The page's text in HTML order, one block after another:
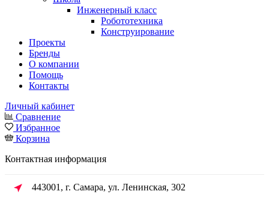
Инженерный класс
Робототехника
Конструирование
Проекты
Бренды
О компании
Помощь
Контакты
Личный кабинет
Сравнение
Избранное
Корзина
Контактная информация
443001, г. Самара, ул. Ленинская, 302